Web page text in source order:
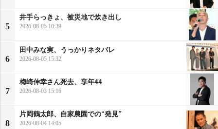
5
井手らっきょ、被災地で炊き出し
2026-08-05 10:39
6
田中みな実、うっかりネタバレ
2026-08-05 15:32
7
梅崎伸幸さん死去、享年44
2026-08-03 15:16
8
片岡鶴太郎、自家農園での“発見”
2026-08-04 14:05